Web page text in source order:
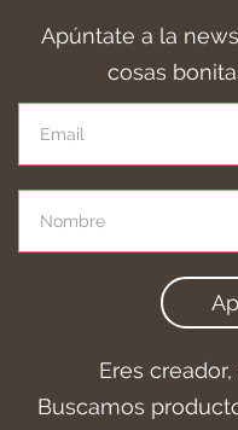
Apúntate a la
cosas
Eres
Buscamos